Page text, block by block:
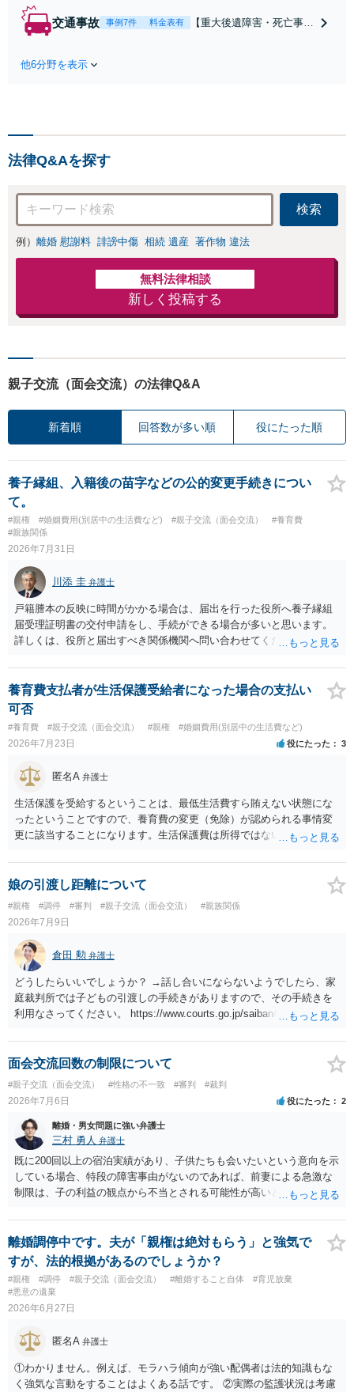
条件で離婚ができ
交通事故 事例7件 料金表有
【重大後遺障害・死亡事案
応・納得できる解決を」
他6分野を表示
法律Q&Aを探す
検索
例） 離婚 慰謝料 誹謗中傷 相続 遺産 著作物 違法
無料法律相談
新しく投稿する
親子交流（面会交流）の法律Q&A
新着順 回答数が多い順 役にたった順
養子縁組、入籍後の苗字などの公的変更手続きについ
て。
#親権 #婚姻費用(別居中の生活費など) #親子交流（面会交流）
#養育費
#親族関係
2026年7月31日
川添 圭 弁護士
戸籍謄本の反映に時間がかかる場合は、届出を行った役所へ養子縁組
届受理証明書の交付申請をし、手続ができる場合が多いと思います。
詳しくは、役所と届出すべき関係機関へ問い合わせてください。
養育費支払者が生活保護受給者になった場合の支払い
可否
#養育費 #親子交流（面会交流） #親権 #婚姻費用(別居中の生活費など)
2026年7月23日 役にたった 3
匿名A 弁護士
生活保護を受給するということは、最低生活費すら賄えない状態にな
ったということですので、養育費の変更（免除）が認められる事情変
更に該当することになります。生活保護費は所得ではないので、「保
支払った場合に返還請求権が認められたり役所から何らかのペナルテ
ィが課されたりするわけではなく、「残りのお金で自己責任で生活せ
よ」ということになるので、生活保護を受給することになった時はす
みやかに合意のための話し合いあるいは調停申立てをすべきでしょ
う。
娘の引渡し距離について
#親権 #調停 #審判 #親子交流（面会交流） #親族関係
2026年7月9日
倉田 勲 弁護士
どうしたらいいでしょうか？ →話し合いにならないようでしたら、家
庭裁判所では子どもの引渡しの手続きがありますので、その手続きを
利用なさってください。 https://www.courts.go.jp/saiban/syurui/syurui
面会交流回数の制限について
#親子交流（面会交流） #性格の不一致 #審判 #裁判
2026年7月6日 役にたった 2
離婚・男女問題に強い弁護士
三村 勇人 弁護士
既に200回以上の宿泊実績があり、子供たちも会いたいという意向を示
している場合、特段の障害事由がないのであれば、前妻による急激な
制限は、子の利益の観点から不当とされる可能性が高いと考えられま
面会交流となることが期待できるかと思われます。
離婚調停中です。夫が「親権は絶対もらう」と強気で
すが、法的根拠があるのでしょうか？
#親権 #調停 #親子交流（面会交流） #離婚すること自体
#育児放棄
#悪意の遺棄
2026年6月27日
匿名A 弁護士
①わかりません。例えば、モラハラ傾向が強い配偶者は法的知識もな
く強気な言動をすることはよくある話です。 ②実際の監護状況は考慮